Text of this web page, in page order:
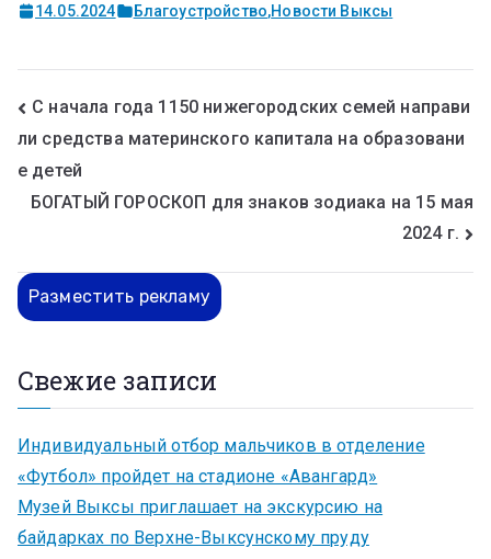
14.05.2024 Благоустройство,Новости Выксы
С начала года 1150 нижегородских семей направи
ли средства материнского капитала на образовани
е детей
БОГАТЫЙ ГОРОСКОП для знаков зодиака на 15 мая
2024 г.
Разместить рекламу
Свежие записи
Индивидуальный отбор мальчиков в отделение
«Футбол» пройдет на стадионе «Авангард»
Музей Выксы приглашает на экскурсию на
байдарках по Верхне-Выксунскому пруду